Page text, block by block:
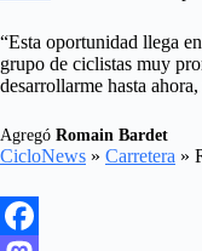
“Esta oportunidad llega
grupo de ciclistas muy
desarrollarme hasta
Agregó Romain Bardet
CicloNews » Carretera »